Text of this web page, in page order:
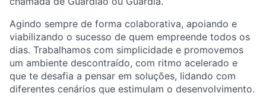
Agindo sempre de forma colaborativa, apoiando e
viabilizando o sucesso de quem empreende todos os
dias. Trabalhamos com simplicidade e promovemos
um ambiente descontraído, com ritmo acelerado e
que te desafia a pensar em soluções, lidando com
diferentes cenários que estimulam o desenvolvimento.